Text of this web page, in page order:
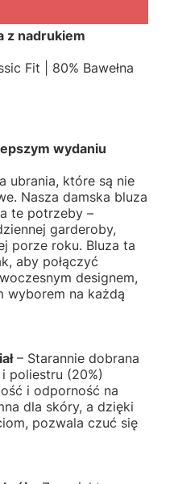
z nadrukiem
Fit | 80% Bawełna
wydaniu
ubrania, które są nie
Nasza damska bluza
te potrzeby –
garderoby,
porze roku. Bluza ta
aby połączyć
designem,
wyborem na każdą
– Starannie dobrana
poliestru (20%)
i odporność na
dla skóry, a dzięki
pozwala czuć się